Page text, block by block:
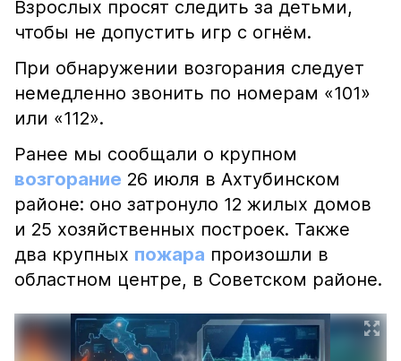
Взрослых просят следить за детьми,
чтобы не допустить игр с огнём.
При обнаружении возгорания следует
немедленно звонить по номерам «101»
или «112».
Ранее мы сообщали о крупном
возгорание 26 июля в Ахтубинском
районе: оно затронуло 12 жилых домов
и 25 хозяйственных построек. Также
два крупных пожара произошли в
областном центре, в Советском районе.